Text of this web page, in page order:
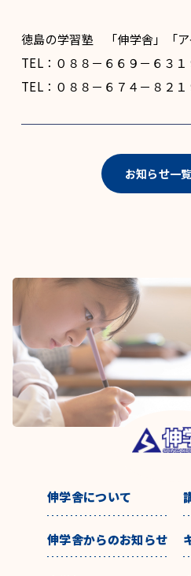
徳島の学習塾 「伸学舎」「ア
TEL：０８８－６６９－６３１
TEL：０８８－６７４－８２１
お知らせ一
伸学舎について
伸学舎からのお知らせ